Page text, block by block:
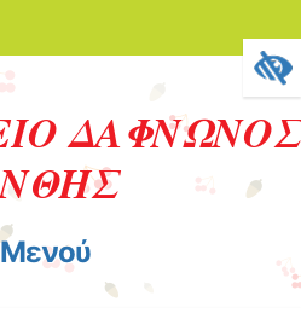
ΔΑΦΝΩΝΟΣ
Μενού